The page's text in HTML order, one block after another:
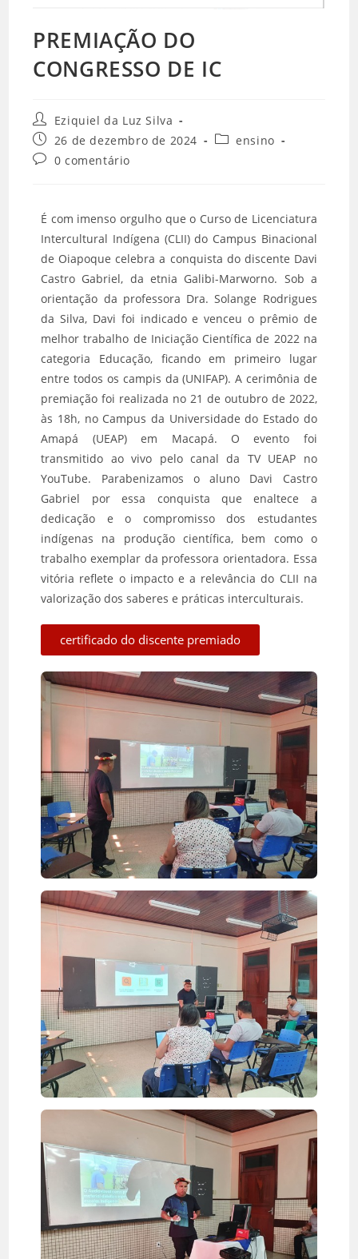
PREMIAÇÃO DO
CONGRESSO DE IC
Eziquiel da Luz Silva
26 de dezembro de 2024
ensino
0 comentário
É com imenso orgulho que o Curso de Licenciatura
Intercultural Indígena (CLII) do Campus Binacional
de Oiapoque celebra a conquista do discente Davi
Castro Gabriel, da etnia Galibi-Marworno. Sob a
orientação da professora Dra. Solange Rodrigues
da Silva, Davi foi indicado e venceu o prêmio de
melhor trabalho de Iniciação Científica de 2022 na
categoria Educação, ficando em primeiro lugar
entre todos os campis da (UNIFAP). A cerimônia de
premiação foi realizada no 21 de outubro de 2022,
às 18h, no Campus da Universidade do Estado do
Amapá (UEAP) em Macapá. O evento foi
transmitido ao vivo pelo canal da TV UEAP no
YouTube. Parabenizamos o aluno Davi Castro
Gabriel por essa conquista que enaltece a
dedicação e o compromisso dos estudantes
indígenas na produção científica, bem como o
trabalho exemplar da professora orientadora. Essa
vitória reflete o impacto e a relevância do CLII na
valorização dos saberes e práticas interculturais.
certificado do discente premiado